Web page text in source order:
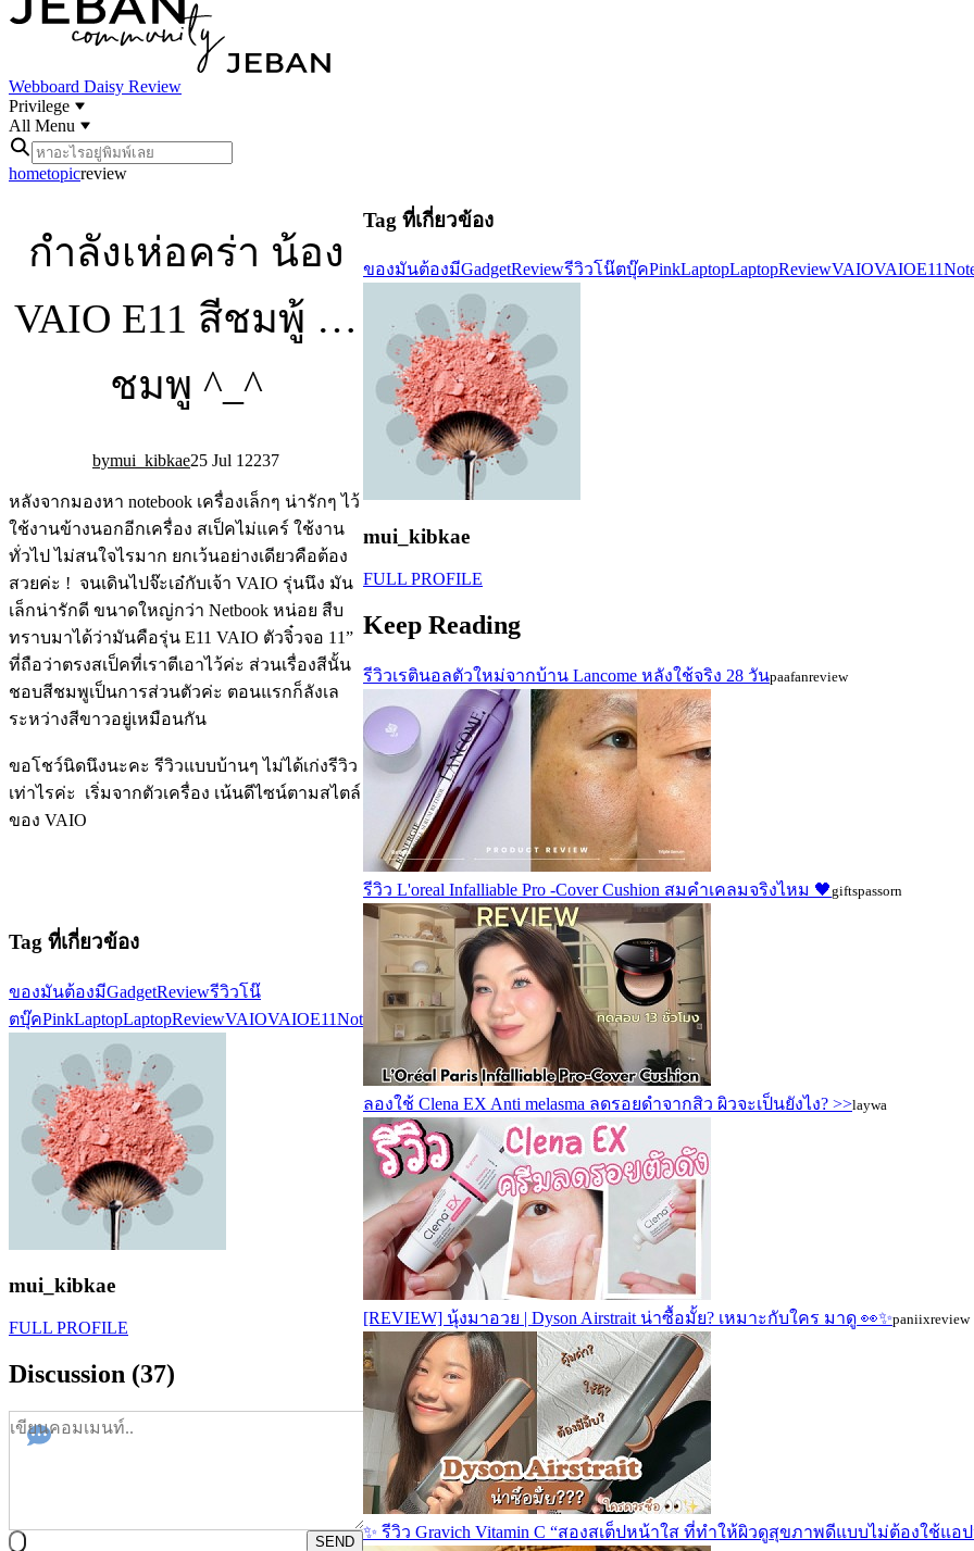
Webboard Daisy Review
Privilege
All Menu
hometopicreview
กำลังเห่อคร่า น้อง
VAIO E11 สีชมพู้ …
ชมพู ^_^
mui_kibkae25 Jul 12237
หลังจากมองหา notebook เครื่องเล็กๆ น่ารักๆ ไว้
ใช้งานข้างนอกอีกเครื่อง สเป็คไม่แคร์ ใช้งาน
ทั่วไป ไม่สนใจไรมาก ยกเว้นอย่างเดียวคือต้อง
สวยค่ะ ! จนเดินไปจ๊ะเอ๋กับเจ้า VAIO รุ่นนึง มัน
เล็กน่ารักดี ขนาดใหญ่กว่า Netbook หน่อย สืบ
ทราบมาได้ว่ามันคือรุ่น E11 VAIO ตัวจิ๋วจอ 11”
ที่ถือว่าตรงสเป็คที่เราตีเอาไว้ค่ะ ส่วนเรื่องสีนั้น
ชอบสีชมพูเป็นการส่วนตัวค่ะ ตอนแรกก็ลังเล
ระหว่างสีขาวอยู่เหมือนกัน
ขอโชว์นิดนึงนะคะ รีวิวแบบบ้านๆ ไม่ได้เก่งรีวิว
เท่าไรค่ะ เริ่มจากตัวเครื่อง เน้นดีไซน์ตามสไตล์
ของ VAIO
Tag ที่เกี่ยวข้อง
ของมันต้องมีGadgetReviewรีวิวโน๊
ตบุ๊คPinkLaptopLaptopReviewVAIOVAIOE11Notebookสีชมพู CuteNotebook SmallLaptop
mui_kibkae
FULL PROFILE
Discussion (37)
SEND
Tag ที่เกี่ยวข้อง
ของมันต้องมีGadgetReviewรีวิวโน๊ตบุ๊คPinkLaptopLaptopReviewVAIOVAIOE11
mui_kibkae
FULL PROFILE
Keep Reading
รีวิวเรตินอลตัวใหม่จากบ้าน Lancome หลังใช้จริง 28 วันpaafanreview
รีวิว L'oreal Infalliable Pro -Cover Cushion สมคำเคลมจริงไหม 🖤giftspassorn
ลองใช้ Clena EX Anti melasma ลดรอยดำจากสิว ผิวจะเป็นยังไง? >>laywa
[REVIEW] นุ้งมาอวย | Dyson Airstrait น่าซื้อมั้ย? เหมาะกับใคร มาดู 👀✨paniixreview
✨ รีวิว Gravich Vitamin C “สองสเต็ปหน้าใส ที่ทำให้ผิวดูสุขภาพดีแบบไม่ต้องใช้แอป